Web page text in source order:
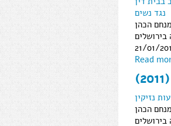
נגד נשים
מנחם הכהן
21/01/
Read
נזיקין
מנחם הכהן